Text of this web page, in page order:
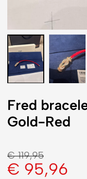
Fred
Gold-Red
€119,95
€ 95,96